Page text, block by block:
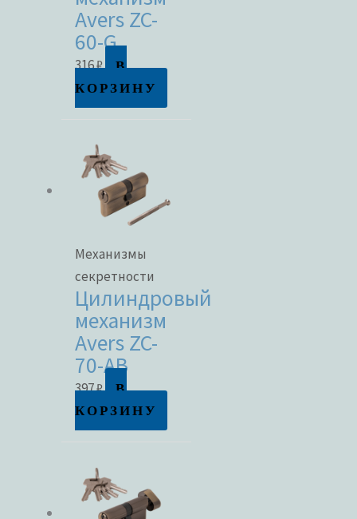
Avers ZC-
60-G
316₽
В
КОРЗИНУ
Механизмы
секретности
Цилиндровый
механизм
Avers ZC-
70-AB
397₽
В
КОРЗИНУ